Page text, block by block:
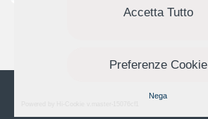
Domande? Chiamaci
Accetta Tutto
Preferenze Cookie
Nega